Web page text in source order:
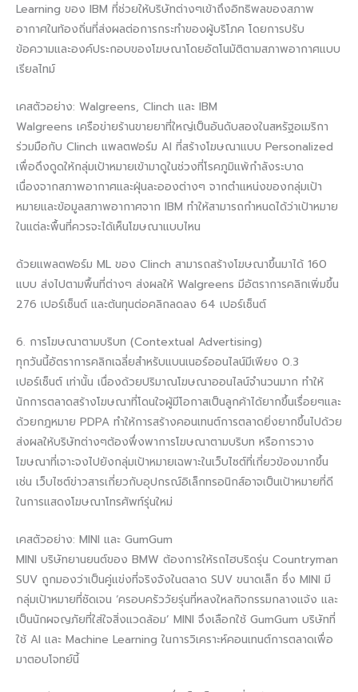
Learning ของ IBM ที่ช่วยให้บริษัทต่างๆเข้าถึงอิทธิพลของสภาพ
อากาศในท้องถิ่นที่ส่งผลต่อการกระทำของผู้บริโภค โดยการปรับ
ข้อความและองค์ประกอบของโฆษณาโดยอัตโนมัติตามสภาพอากาศแบบ
เรียลไทม์
เคสตัวอย่าง: Walgreens, Clinch และ IBM
Walgreens เครือข่ายร้านขายยาที่ใหญ่เป็นอันดับสองในสหรัฐอเมริกา
ร่วมมือกับ Clinch แพลตฟอร์ม AI ที่สร้างโฆษณาแบบ Personalized
เพื่อดึงดูดให้กลุ่มเป้าหมายเข้ามาดูในช่วงที่โรคภูมิแพ้กำลังระบาด
เนื่องจากสภาพอากาศและฝุ่นละอองต่างๆ จากตำแหน่งของกลุ่มเป้า
หมายและข้อมูลสภาพอากาศจาก IBM ทำให้สามารถกำหนดได้ว่าเป้าหมาย
ในแต่ละพื้นที่ควรจะได้เห็นโฆษณาแบบไหน
ด้วยแพลตฟอร์ม ML ของ Clinch สามารถสร้างโฆษณาขึ้นมาได้ 160
แบบ ส่งไปตามพื้นที่ต่างๆ ส่งผลให้ Walgreens มีอัตราการคลิกเพิ่มขึ้น
276 เปอร์เซ็นต์ และต้นทุนต่อคลิกลดลง 64 เปอร์เซ็นต์
6. การโฆษณาตามบริบท (Contextual Advertising)
ทุกวันนี้อัตราการคลิกเฉลี่ยสำหรับแบนเนอร์ออนไลน์มีเพียง 0.3
เปอร์เซ็นต์ เท่านั้น เนื่องด้วยปริมาณโฆษณาออนไลน์จำนวนมาก ทำให้
นักการตลาดสร้างโฆษณาที่โดนใจผู้มีโอกาสเป็นลูกค้าได้ยากขึ้นเรื่อยๆและ
ด้วยกฎหมาย PDPA ทำให้การสร้างคอนเทนต์การตลาดยิ่งยากขึ้นไปด้วย
ส่งผลให้บริษัทต่างๆต้องพึ่งพาการโฆษณาตามบริบท หรือการวาง
โฆษณาที่เจาะจงไปยังกลุ่มเป้าหมายเฉพาะในเว็บไซต์ที่เกี่ยวข้องมากขึ้น
เช่น เว็บไซต์ข่าวสารเกี่ยวกับอุปกรณ์อิเล็กทรอนิกส์อาจเป็นเป้าหมายที่ดี
ในการแสดงโฆษณาโทรศัพท์รุ่นใหม่
เคสตัวอย่าง: MINI และ GumGum
MINI บริษัทยานยนต์ของ BMW ต้องการให้รถไฮบริดรุ่น Countryman
SUV ถูกมองว่าเป็นคู่แข่งที่จริงจังในตลาด SUV ขนาดเล็ก ซึ่ง MINI มี
กลุ่มเป้าหมายที่ชัดเจน ‘ครอบครัววัยรุ่นที่หลงใหลกิจกรรมกลางแจ้ง และ
เป็นนักผจญภัยที่ใส่ใจสิ่งแวดล้อม’ MINI จึงเลือกใช้ GumGum บริษัทที่
ใช้ AI และ Machine Learning ในการวิเคราะห์คอนเทนต์การตลาดเพื่อ
มาตอบโจทย์นี้